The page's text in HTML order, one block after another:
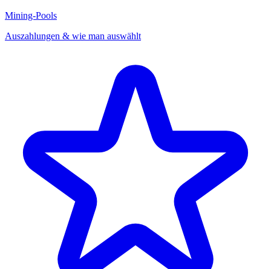
Mining-Pools
Auszahlungen & wie man auswählt